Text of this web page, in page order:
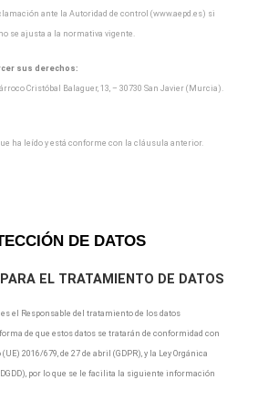
ante la Autoridad de control (www.aepd.es) si
se ajusta a la normativa vigente.
sus derechos:
Cristóbal Balaguer, 13, – 30730 San Javier (Murcia).
ha leído y está conforme con la cláusula anterior.
DE DATOS
PARA EL TRATAMIENTO DE DATOS
es el Responsable del tratamiento de los datos
de que estos datos se tratarán de conformidad con
2016/679, de 27 de abril (GDPR), y la Ley Orgánica
por lo que se le facilita la siguiente información